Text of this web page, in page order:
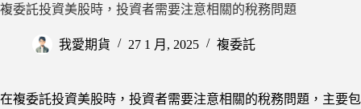
複委託投資美股時，投資者需要注意相關的稅務問題
我愛期貨 27 1 月, 2025 複委託
在複委託投資美股時，投資者需要注意相關的稅務問題，主要包